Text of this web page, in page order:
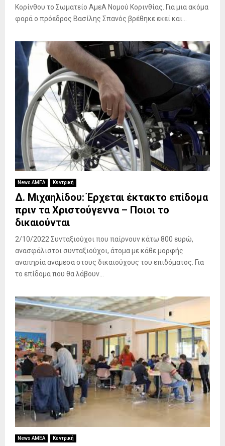
Κορίνθου το Σωματείο ΑμεΑ Νομού Κορινθίας. Για μια ακόμα
φορά ο πρόεδρος Βασίλης Σπανός βρέθηκε εκεί και...
News ΑΜΕΑ Κεντρική
Δ. Μιχαηλίδου: Έρχεται έκτακτο επίδομα
πριν τα Χριστούγεννα – Ποιοι το
δικαιούνται
2/10/2022 Συνταξιούχοι που παίρνουν κάτω 800 ευρώ,
ανασφάλιστοι συνταξιούχοι, άτομα με κάθε μορφής
αναπηρία ανάμεσα στους δικαιούχους του επιδόματος. Για
το επίδομα που θα λάβουν...
News ΑΜΕΑ Κεντρική